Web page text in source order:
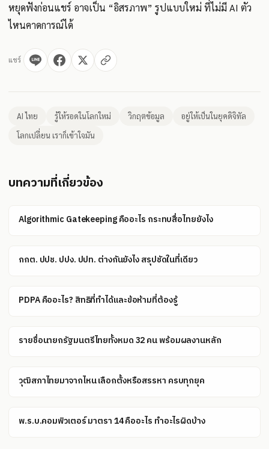
หยุดฟังก่อนแชร์ อาจเป็น “อิสรภาพ” รูปแบบใหม่ ที่ไม่มี AI ตัว
ไหนคาดการณ์ได้
แชร์
AI ไทย รู้ให้รอดในโลกใหม่ วิกฤตข้อมูล
อยู่ให้เป็นในยุคดิจิทัล
โลกเปลี่ยน เราก็เข้าใจมัน
บทความที่เกี่ยวข้อง
Algorithmic Gatekeeping คืออะไร กระทบสื่อไทยยังไง
กกต. ปปช. ปปง. ปปท. ต่างกันยังไง สรุปชัดในที่เดียว
PDPA คืออะไร? สิทธิที่ทำได้และข้อห้ามที่ต้องรู้
รายชื่อนายกรัฐมนตรีไทยทั้งหมด 32 คน พร้อมผลงานหลัก
วุฒิสภาไทยมาจากไหน เลือกตั้งหรือสรรหา ครบทุกยุค
พ.ร.บ.คอมพิวเตอร์ มาตรา 14 คืออะไร ทำอะไรผิดบ้าง